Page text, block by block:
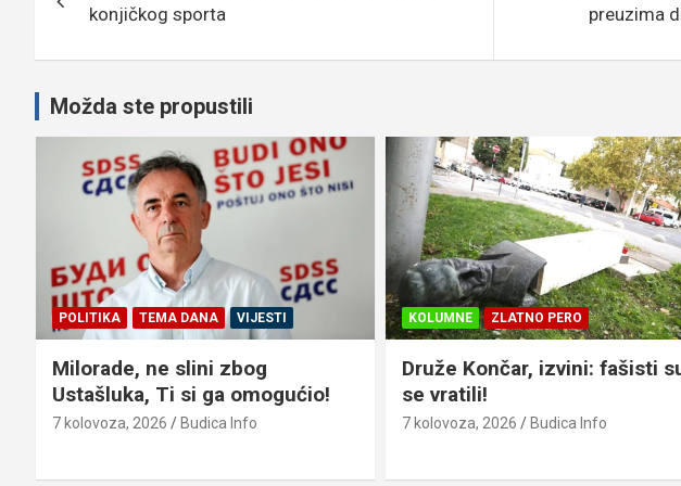
objava
konjičkog sporta
preuzima
Možda ste propustili
KOLUMNE ZLATNO PERO
Druže Končar, izvini: fašisti su
se vratili!
7 kolovoza, 2026 Budica Info
CRNA KRONIKA VIJESTI VINKOVCI
VINKOVCI 66-godišnjak
osumnjičen za krađu raznih
potrepština iz obiteljske kuće